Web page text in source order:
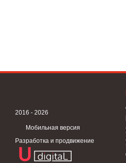
2016 - 2026
Мобильная версия
Разработка и продвижение